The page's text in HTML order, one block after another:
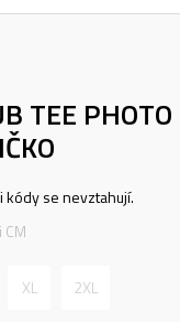
TEE PHOTO
kódy se nevztahují.
XL 2XL